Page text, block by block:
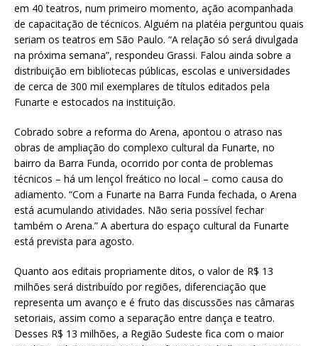
em 40 teatros, num primeiro momento, ação acompanhada
de capacitação de técnicos. Alguém na platéia perguntou quais
seriam os teatros em São Paulo. “A relação só será divulgada
na próxima semana”, respondeu Grassi. Falou ainda sobre a
distribuição em bibliotecas públicas, escolas e universidades
de cerca de 300 mil exemplares de títulos editados pela
Funarte e estocados na instituição.
Cobrado sobre a reforma do Arena, apontou o atraso nas
obras de ampliação do complexo cultural da Funarte, no
bairro da Barra Funda, ocorrido por conta de problemas
técnicos – há um lençol freático no local – como causa do
adiamento. “Com a Funarte na Barra Funda fechada, o Arena
está acumulando atividades. Não seria possível fechar
também o Arena.” A abertura do espaço cultural da Funarte
está prevista para agosto.
Quanto aos editais propriamente ditos, o valor de R$ 13
milhões será distribuído por regiões, diferenciação que
representa um avanço e é fruto das discussões nas câmaras
setoriais, assim como a separação entre dança e teatro.
Desses R$ 13 milhões, a Região Sudeste fica com o maior